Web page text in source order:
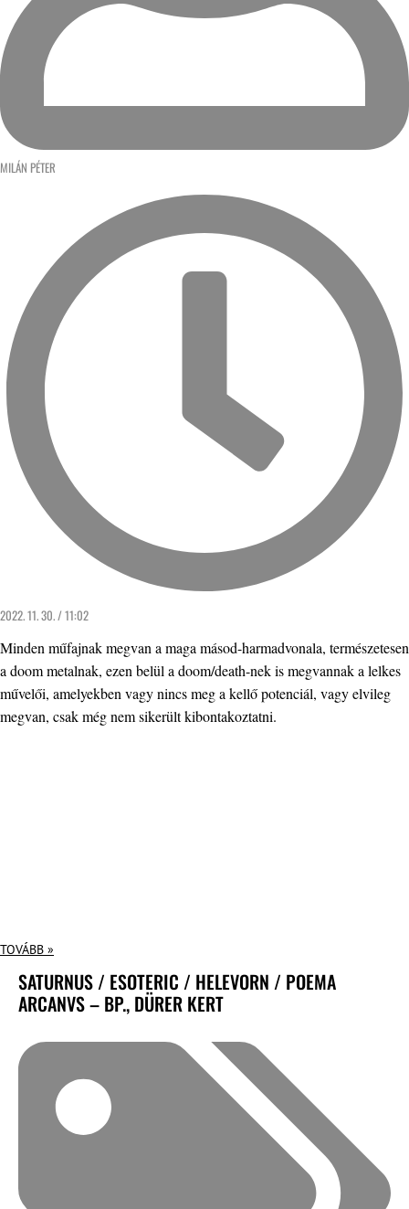
MILÁN PÉTER
2022. 11. 30. / 11:02
Minden műfajnak megvan a maga másod-harmadvonala, természetesen
a doom metalnak, ezen belül a doom/death-nek is megvannak a lelkes
művelői, amelyekben vagy nincs meg a kellő potenciál, vagy elvileg
megvan, csak még nem sikerült kibontakoztatni.
TOVÁBB »
SATURNUS / ESOTERIC / HELEVORN / POEMA
ARCANVS – BP., DÜRER KERT